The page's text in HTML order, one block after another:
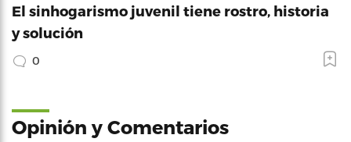
El sinhogarismo juvenil tiene rostro, historia
y solución
0
Opinión y Comentarios